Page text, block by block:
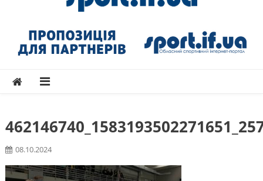
SPORT.IF.UA – Обласний
спортивний інтернет-
08.10.2024